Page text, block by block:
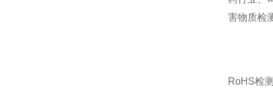
害物质检
RoHS检